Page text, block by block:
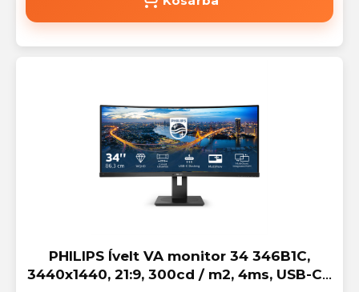
PHILIPS Ívelt VA monitor 34 346B1C,
3440x1440, 21:9, 300cd / m2, 4ms, USB-C /